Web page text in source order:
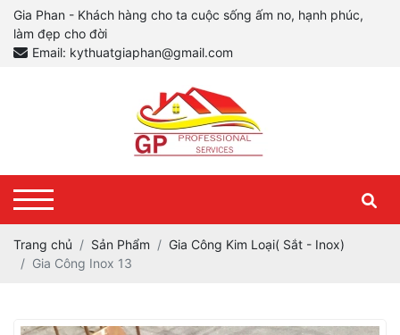
Gia Phan - Khách hàng cho ta cuộc sống ấm no, hạnh phúc,
làm đẹp cho đời
Email: kythuatgiaphan@gmail.com
Trang chủ Sản Phẩm
Gia Công Kim Loại( Sắt - Inox)
Gia Công Inox 13